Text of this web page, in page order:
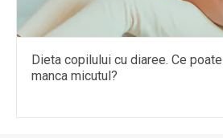
Dieta copilului cu diaree. Ce poate
manca micutul?